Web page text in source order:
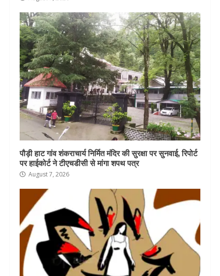
पौड़ी हाट गांव शंकराचार्य निर्मित मंदिर की सुरक्षा पर सुनवाई, रिपोर्ट
पर हाईकोर्ट ने टीएचडीसी से मांगा शपथ पत्र
August 7, 2026